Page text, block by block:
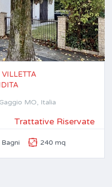
MO, Italia
Trattative Riservate
Bagni 240 mq